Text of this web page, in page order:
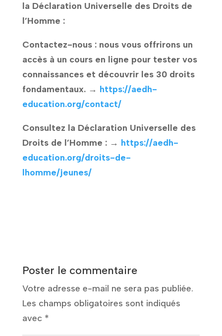
la Déclaration Universelle des Droits de
l’Homme :
Contactez-nous : nous vous offrirons un
accès à un cours en ligne pour tester vos
connaissances et découvrir les 30 droits
fondamentaux. → https://aedh-
education.org/contact/
Consultez la Déclaration Universelle des
Droits de l’Homme : → https://aedh-
education.org/droits-de-
lhomme/jeunes/
Poster le commentaire
Votre adresse e-mail ne sera pas publiée.
Les champs obligatoires sont indiqués
avec *